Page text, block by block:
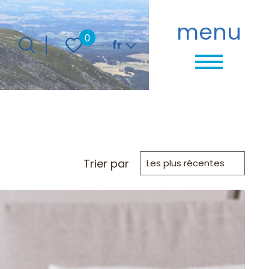
menu
0 Langue
fr
Trier par Les plus récentes